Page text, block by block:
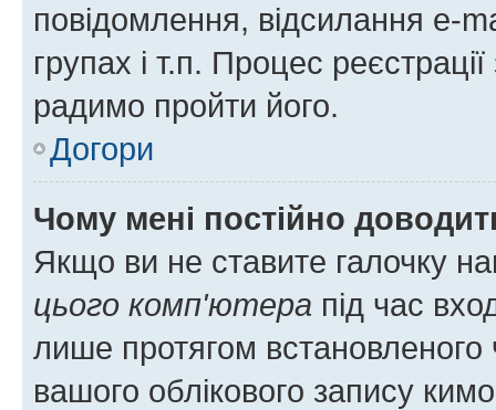
повідомлення, відсилання e-
групах і т.п. Процес
радимо пройти його.
Догори
Чому мені постійно
Якщо ви не ставите галочку
цього комп'ютера під час
лише протягом встановленого
вашого облікового запису